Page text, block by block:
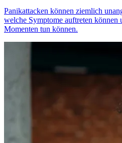
Panikattacken können ziemlich
welche Symptome auftreten können
Momenten tun können.